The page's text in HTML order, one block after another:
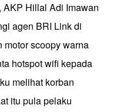
AKP Hillal Adi Imawan
agen BRI Link di
motor scoopy warna
hotspot wifi kepada
melihat korban
itu pula pelaku